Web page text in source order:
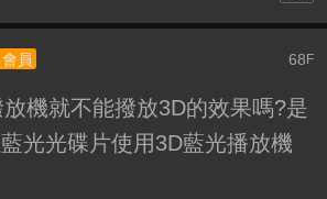
68 F
員
機就不能撥放3D的效果嗎?是
光光碟片使用3D藍光播放機